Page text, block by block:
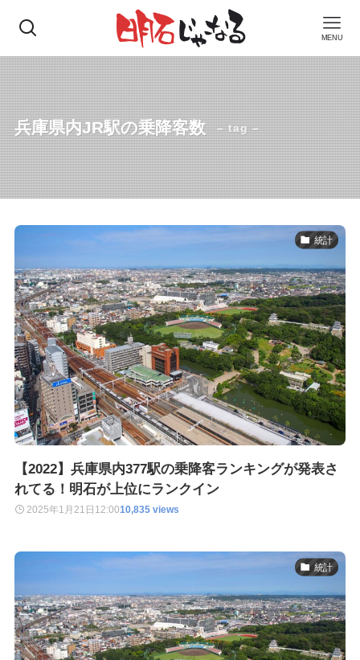
MENU
兵庫県内JR駅の乗降客数 – tag –
統計
【2022】兵庫県内377駅の乗降客ランキングが発表さ
れてる！明石が上位にランクイン
2025年1月21日 12:0010,835 views
統計